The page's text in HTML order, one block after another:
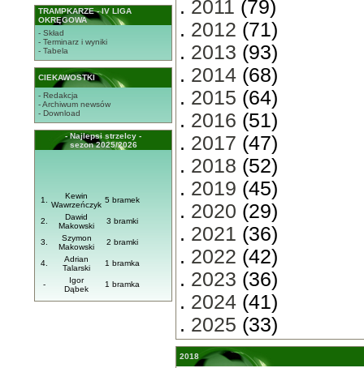
TRAMPKARZE - IV LIGA
OKRĘGOWA
- Skład
- Terminarz i wyniki
- Tabela
CIEKAWOSTKI
- Redakcja
- Archiwum newsów
- Download
- Najlepsi strzelcy -
sezon 2025/2026
1.
Kewin
Wawrzeńczyk
5 bramek
2.
Dawid
Makowski
3 bramki
3.
Szymon
Makowski
2 bramki
4.
Adrian
Talarski
1 bramka
-
Igor
Dąbek
1 bramka
. 2011 (79)
. 2012 (71)
. 2013 (93)
. 2014 (68)
. 2015 (64)
. 2016 (51)
. 2017 (47)
. 2018 (52)
. 2019 (45)
. 2020 (29)
. 2021 (36)
. 2022 (42)
. 2023 (36)
. 2024 (41)
. 2025 (33)
2018